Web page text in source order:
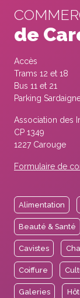
de
Accès
Trams 12 et 18
Bus 11 et 21
Parking
Association des
CP 1349
1227 Carouge
Formulaire de
Alimentation
Beauté & Santé
Cavistes
Coiffure
Galeries